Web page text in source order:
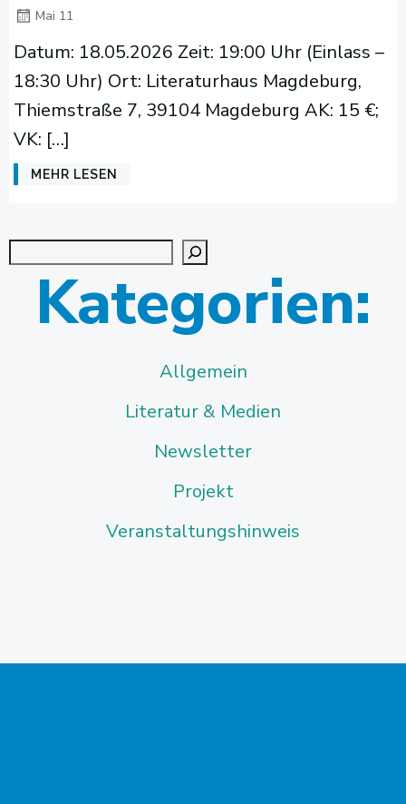
Mai 11
Datum: 18.05.2026 Zeit: 19:00 Uhr (Einlass –
18:30 Uhr) Ort: Literaturhaus Magdeburg,
Thiemstraße 7, 39104 Magdeburg AK: 15 €;
VK: […]
MEHR LESEN
Kategorien:
Allgemein
Literatur & Medien
Newsletter
Projekt
Veranstaltungshinweis